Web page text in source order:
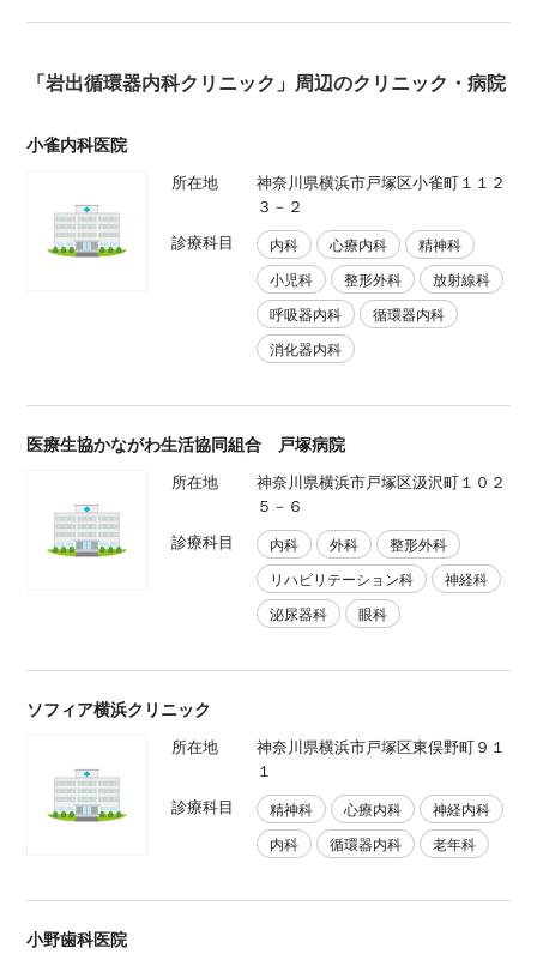
「岩出循環器内科クリニック」周辺のクリニック・病院
小雀内科医院
所在地
神奈川県横浜市戸塚区小雀町１１２
３－２
診療科目
内科 心療内科
精神科
小児科
整形外科
放射線科
呼吸器内科
循環器内科
消化器内科
医療生協かながわ生活協同組合 戸塚病院
所在地
神奈川県横浜市戸塚区汲沢町１０２
５－６
診療科目
内科 外科
整形外科
リハビリテーション科
神経科
泌尿器科
眼科
ソフィア横浜クリニック
所在地
神奈川県横浜市戸塚区東俣野町９１
１
診療科目
精神科 心療内科
神経内科
内科
循環器内科 老年科
小野歯科医院